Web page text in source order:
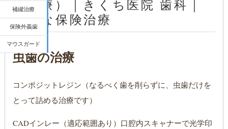
険診療）｜きくち医院 歯科｜
丁寧な保険治療
虫歯の治療
コンポジットレジン（なるべく歯を削らずに、虫歯だけを
とって詰める治療です）
CADインレー（適応範囲あり）口腔内スキャナーで光学印
補綴治療
保険外義歯
マウスガード